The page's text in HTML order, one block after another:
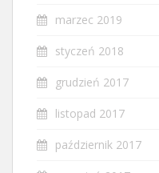
marzec 2019
styczeń 2018
grudzień 2017
listopad 2017
październik 2017